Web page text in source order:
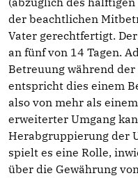
der beachtlichen
Vater gerechtfertigt.
an fünf von 14 Tagen.
Betreuung während
entspricht dies einem
also von mehr als
erweiterter Umgang
Herabgruppierung der
spielt es eine Rolle,
über die Gewährung